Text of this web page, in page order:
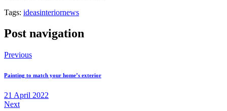
Tags: ideasinteriornews
Post navigation
Previous
Painting to match your home’s exterior
21 April 2022
Next